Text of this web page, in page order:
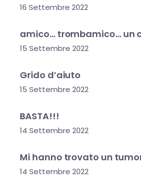
16 Settembre 2022
amico… trombamico… un
15 Settembre 2022
Grido d’aiuto
15 Settembre 2022
BASTA!!!
14 Settembre 2022
Mi hanno trovato un
14 Settembre 2022